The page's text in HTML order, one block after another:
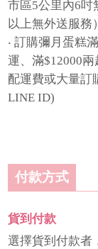
市區5公里內6吋
以上無外送服務）
‧ 訂購彌月蛋糕
運、滿$12000
配運費或大量訂
LINE ID)
付款方式
貨到付款
選擇貨到付款者